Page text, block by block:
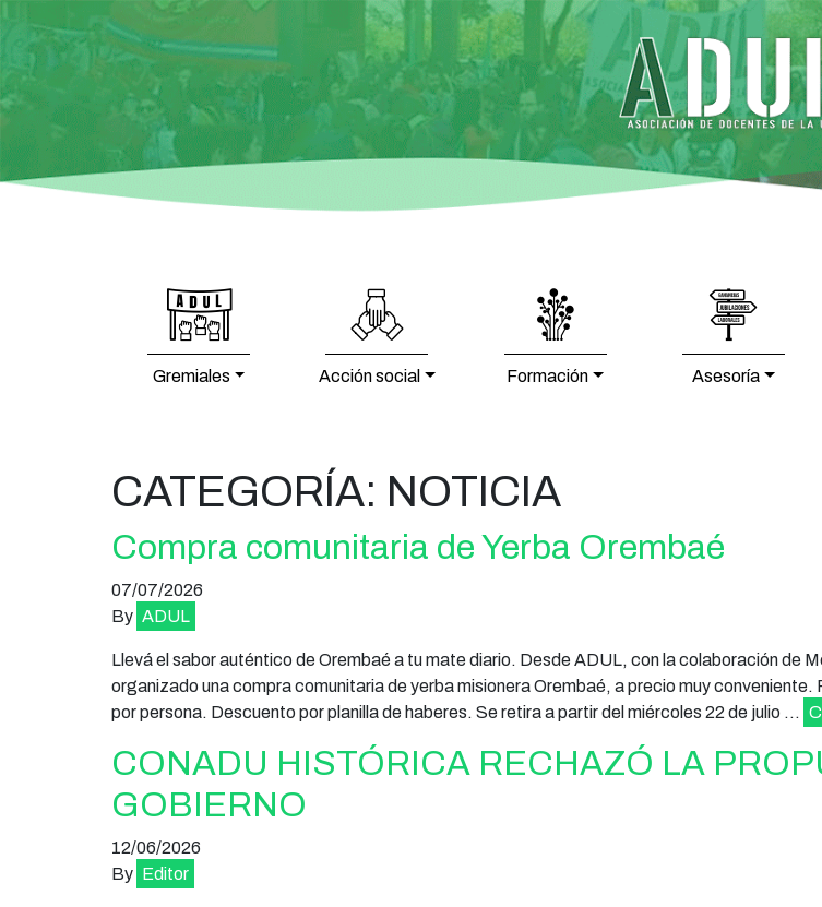
Gremiales Acción social Formación Asesoría
CATEGORÍA: NOTICIA
Compra comunitaria de Yerba Orembaé
07/07/2026
By ADUL
Llevá el sabor auténtico de Orembaé a tu mate diario. Desde ADUL, con la colaboración de
organizado una compra comunitaria de yerba misionera Orembaé, a precio muy conveniente.
por persona. Descuento por planilla de haberes. Se retira a partir del miércoles 22 de julio …
CONADU HISTÓRICA RECHAZÓ LA
GOBIERNO
12/06/2026
By Editor